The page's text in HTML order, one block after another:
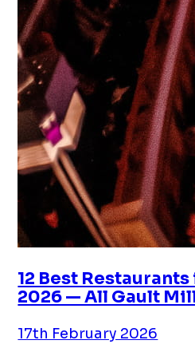
12 Best
2026 — All Gault
17th February 2026